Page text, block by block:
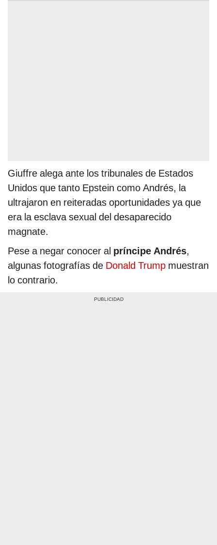
Giuffre alega ante los tribunales de Estados
Unidos que tanto Epstein como Andrés, la
ultrajaron en reiteradas oportunidades ya que
era la esclava sexual del desaparecido
magnate.
Pese a negar conocer al príncipe Andrés,
algunas fotografías de Donald Trump muestran
lo contrario.